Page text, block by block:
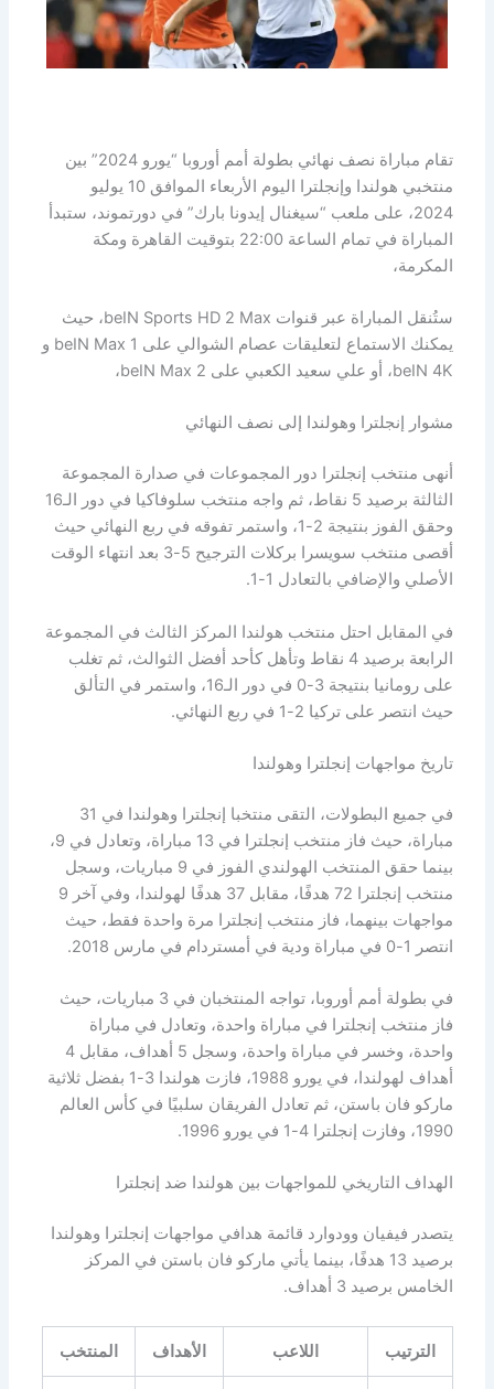
تقام مباراة نصف نهائي بطولة أمم أوروبا “يورو 2024” بين
منتخبي هولندا وإنجلترا اليوم الأربعاء الموافق 10 يوليو
2024، على ملعب “سيغنال إيدونا بارك” في دورتموند، ستبدأ
المباراة في تمام الساعة 22:00 بتوقيت القاهرة ومكة
المكرمة،
ستُنقل المباراة عبر قنوات beIN Sports HD 2 Max، حيث
يمكنك الاستماع لتعليقات عصام الشوالي على beIN Max 1 و
beIN 4K، أو علي سعيد الكعبي على beIN Max 2،
مشوار إنجلترا وهولندا إلى نصف النهائي
أنهى منتخب إنجلترا دور المجموعات في صدارة المجموعة
الثالثة برصيد 5 نقاط، ثم واجه منتخب سلوفاكيا في دور الـ16
وحقق الفوز بنتيجة 2-1، واستمر تفوقه في ربع النهائي حيث
أقصى منتخب سويسرا بركلات الترجيح 5-3 بعد انتهاء الوقت
الأصلي والإضافي بالتعادل 1-1.
في المقابل احتل منتخب هولندا المركز الثالث في المجموعة
الرابعة برصيد 4 نقاط وتأهل كأحد أفضل الثوالث، ثم تغلب
على رومانيا بنتيجة 3-0 في دور الـ16، واستمر في التألق
حيث انتصر على تركيا 2-1 في ربع النهائي.
تاريخ مواجهات إنجلترا وهولندا
في جميع البطولات، التقى منتخبا إنجلترا وهولندا في 31
مباراة، حيث فاز منتخب إنجلترا في 13 مباراة، وتعادل في 9،
بينما حقق المنتخب الهولندي الفوز في 9 مباريات، وسجل
منتخب إنجلترا 72 هدفًا، مقابل 37 هدفًا لهولندا، وفي آخر 9
مواجهات بينهما، فاز منتخب إنجلترا مرة واحدة فقط، حيث
انتصر 1-0 في مباراة ودية في أمستردام في مارس 2018.
في بطولة أمم أوروبا، تواجه المنتخبان في 3 مباريات، حيث
فاز منتخب إنجلترا في مباراة واحدة، وتعادل في مباراة
واحدة، وخسر في مباراة واحدة، وسجل 5 أهداف، مقابل 4
أهداف لهولندا، في يورو 1988، فازت هولندا 3-1 بفضل ثلاثية
ماركو فان باستن، ثم تعادل الفريقان سلبيًا في كأس العالم
1990، وفازت إنجلترا 4-1 في يورو 1996.
الهداف التاريخي للمواجهات بين هولندا ضد إنجلترا
يتصدر فيفيان وودوارد قائمة هدافي مواجهات إنجلترا وهولندا
برصيد 13 هدفًا، بينما يأتي ماركو فان باستن في المركز
الخامس برصيد 3 أهداف.
الترتيب اللاعب الأهداف المنتخب